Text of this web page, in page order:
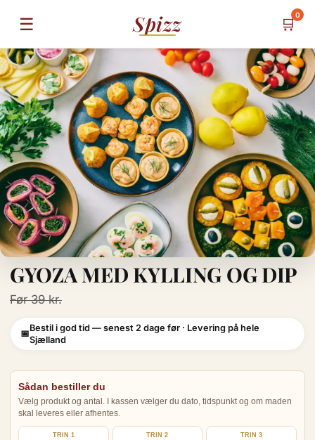
☰ Spizz 🛒0
GYOZA MED KYLLING OG DIP
Før 39 kr.
Bestil i god tid — senest 2 dage før · Levering på hele
Sjælland
Sådan bestiller du
Vælg produkt og antal. I kassen vælger du dato, tidspunkt og om maden
skal leveres eller afhentes.
TRIN 1 TRIN 2 TRIN 3